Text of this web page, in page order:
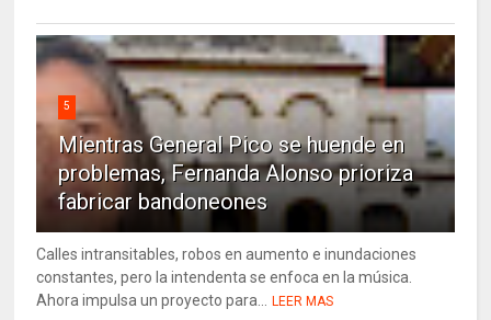
5
Mientras General Pico se huende en
problemas, Fernanda Alonso prioriza
fabricar bandoneones
Calles intransitables, robos en aumento e inundaciones
constantes, pero la intendenta se enfoca en la música.
Ahora impulsa un proyecto para... LEER MAS